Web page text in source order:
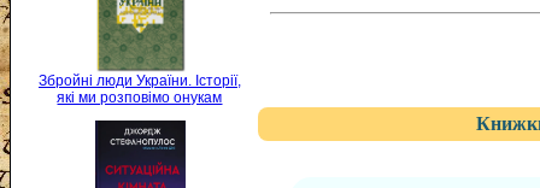
Збройні люди України. Історії,
які ми розповімо онукам